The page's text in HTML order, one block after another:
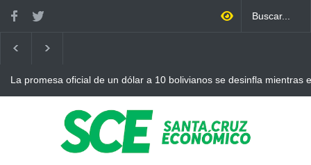
La promesa oficial de un dólar a 10 bolivianos se desinfla mientras